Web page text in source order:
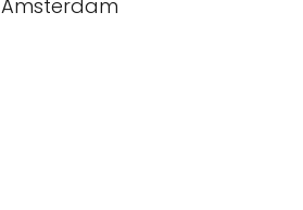
Amsterdam